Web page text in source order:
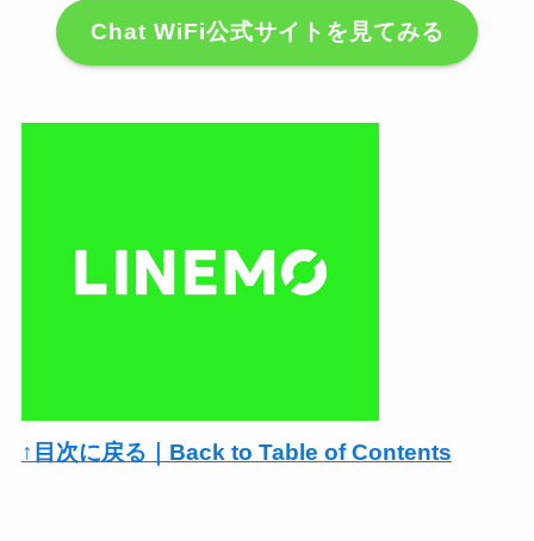
Chat WiFi公式サイトを見てみる
↑目次に戻る｜Back to Table of Contents